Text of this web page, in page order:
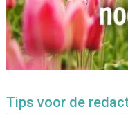
Tips voor de